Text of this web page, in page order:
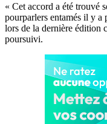
« Cet accord a été trouvé
pourparlers entamés il y a
lors de la dernière édition
poursuivi.